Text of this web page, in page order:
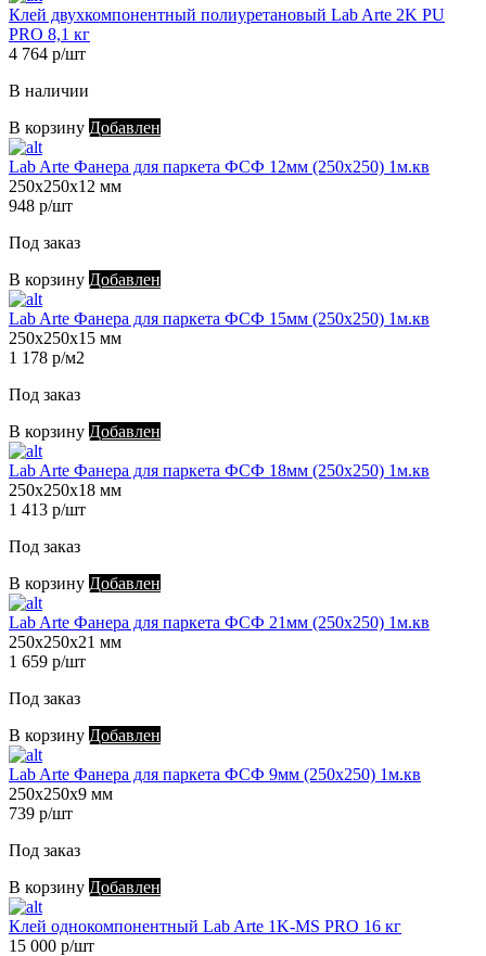
Клей двухкомпонентный полиуретановый Lab Arte 2K PU
PRO 8,1 кг
4 764 р/шт
В наличии
В корзину Добавлен
Lab Arte Фанера для паркета ФСФ 12мм (250х250) 1м.кв
250х250х12 мм
948 р/шт
Под заказ
В корзину Добавлен
Lab Arte Фанера для паркета ФСФ 15мм (250х250) 1м.кв
250х250х15 мм
1 178 р/м2
Под заказ
В корзину Добавлен
Lab Arte Фанера для паркета ФСФ 18мм (250х250) 1м.кв
250х250х18 мм
1 413 р/шт
Под заказ
В корзину Добавлен
Lab Arte Фанера для паркета ФСФ 21мм (250х250) 1м.кв
250х250х21 мм
1 659 р/шт
Под заказ
В корзину Добавлен
Lab Arte Фанера для паркета ФСФ 9мм (250х250) 1м.кв
250х250х9 мм
739 р/шт
Под заказ
В корзину Добавлен
Клей однокомпонентный Lab Arte 1K-MS PRO 16 кг
15 000 р/шт